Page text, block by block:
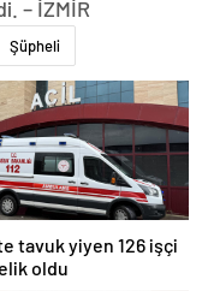
– İZMİR
Şüpheli
tavuk yiyen 126 işçi
oldu